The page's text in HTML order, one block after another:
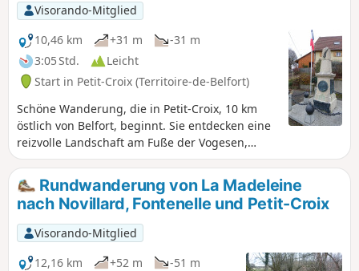
Visorando-Mitglied
10,46 km
+31 m
-31 m
3:05 Std.
Leicht
Start in Petit-Croix (Territoire-de-Belfort)
Schöne Wanderung, die in Petit-Croix, 10 km
östlich von Belfort, beginnt. Sie entdecken eine
reizvolle Landschaft am Fuße der Vogesen,
vorbei an den Dörfern Cunelières und
Foussemagne. Die Wanderung führt an der
Stelle vorbei, an der Adolphe Pégoud, ein
Fliegerass, 1915 abgeschossen wurde. Im
Zentrum des Dorfes sehen Sie auch das ihm
gewidmete Denkmal. Die Wanderung ist
ausgeschildert.
Rundwanderung von La Madeleine
nach Novillard, Fontenelle und Petit-Croix
Visorando-Mitglied
12,16 km
+52 m
-51 m